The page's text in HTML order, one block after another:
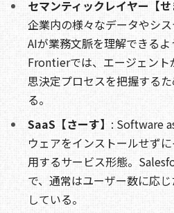
セマンティックレイヤー【せ
企業内の様々なデータやシス
AIが業務文脈を理解できるよ
Frontierでは、エージェント
思決定プロセスを把握する
る。
SaaS【さーす】 : Software
ウェアをインストールせず
用するサービス形態。
で、通常はユーザー数に応
している。